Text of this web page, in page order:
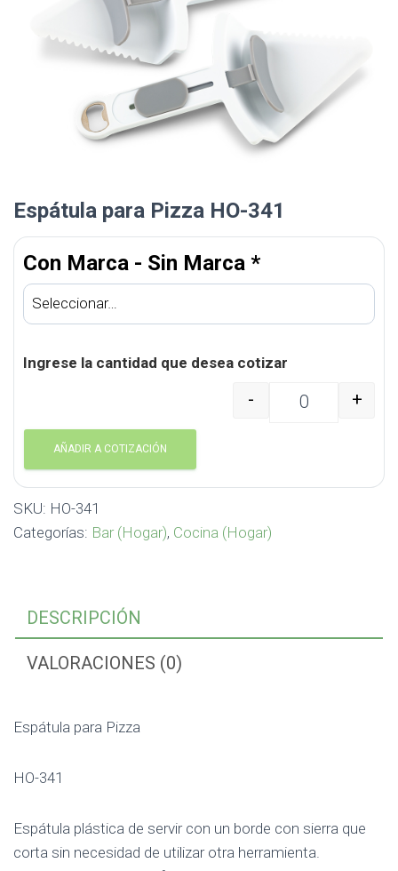
Espátula para Pizza HO-341
Con Marca - Sin Marca *
Ingrese la cantidad que desea cotizar
Espátula para Pizza
- +
AÑADIR A COTIZACIÓN
SKU: HO-341
Categorías: Bar (Hogar), Cocina (Hogar)
DESCRIPCIÓN
VALORACIONES (0)
Espátula para Pizza
HO-341
Espátula plástica de servir con un borde con sierra que
corta sin necesidad de utilizar otra herramienta.